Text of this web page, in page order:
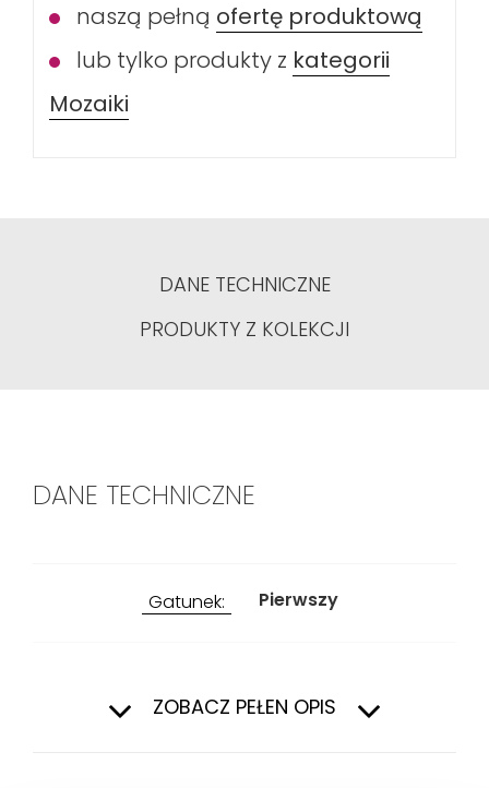
naszą pełną ofertę produktową
lub tylko produkty z kategorii
Mozaiki
DANE TECHNICZNE
PRODUKTY Z KOLEKCJI
DANE TECHNICZNE
Gatunek: Pierwszy
zewnątrz
ZOBACZ PEŁEN OPIS